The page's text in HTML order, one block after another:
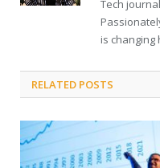
Tech
is changing
RELATED POSTS